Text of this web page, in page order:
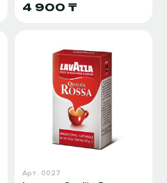
4 900 ₸
Арт. 0027